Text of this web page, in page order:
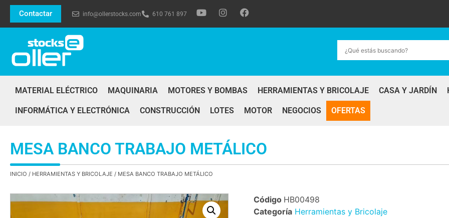
Contactar info@ollerstocks.com 610 761 897
MATERIAL ELÉCTRICO MAQUINARIA MOTORES Y BOMBAS HERRAMIENTAS Y BRICOLAJE CASA Y JARDÍN
INFORMÁTICA Y ELECTRÓNICA CONSTRUCCIÓN LOTES MOTOR NEGOCIOS OFERTAS
MESA BANCO TRABAJO METÁLICO
INICIO / HERRAMIENTAS Y BRICOLAJE / MESA BANCO TRABAJO METÁLICO
Código HB00498
Categoría Herramientas y Bricolaje